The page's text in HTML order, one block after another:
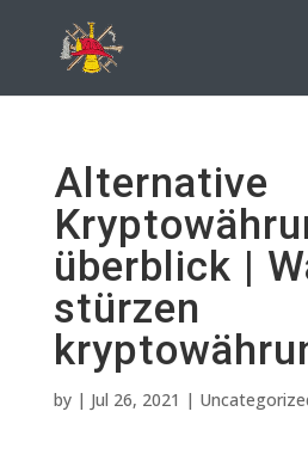
Alternative
überblick |
stürzen
by | Jul 26, 2021 |